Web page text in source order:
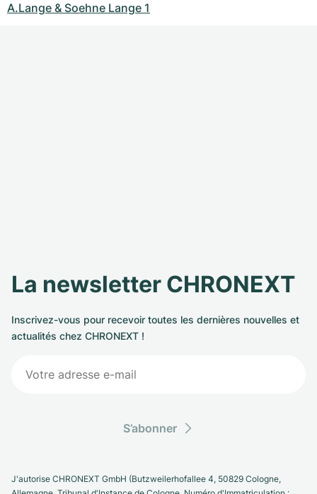
A.Lange & Soehne Lange 1
La newsletter CHRONEXT
Inscrivez-vous pour recevoir toutes les dernières nouvelles et
actualités chez CHRONEXT !
S’abonner
J'autorise CHRONEXT GmbH (Butzweilerhofallee 4, 50829 Cologne,